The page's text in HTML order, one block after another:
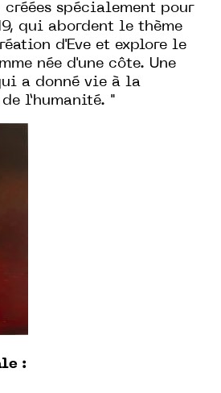
créées spécialement pour
qui abordent le thème
d'Eve et explore le
née d'une côte. Une
a donné vie à la
l’humanité. "
: